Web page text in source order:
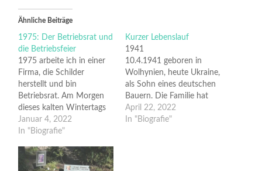
Ähnliche Beiträge
1975: Der Betriebsrat und
die Betriebsfeier
1975 arbeite ich in einer
Firma, die Schilder
herstellt und bin
Betriebsrat. Am Morgen
dieses kalten Wintertags
bleiben die Werktore ge­
schlossen. Gleich am
Geschäftsführer den
Mitarbeitern und die
Januar 4, 2022
In "Biografie"
Kurzer Lebenslauf
1941
10.4.1941 geboren in
Wolhynien, heute Ukraine,
als Sohn eines deutschen
Bauern. Die Familie hat
dort mit anderen
Kolonisten über 100 Jahre
April 22, 2022
In "Biografie"